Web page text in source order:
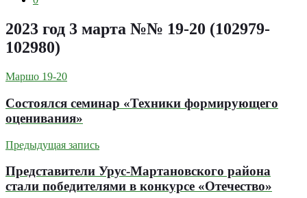
2023 год 3 марта №№ 19-20 (102979-
102980)
Маршо 19-20
Состоялся семинар «Техники формирующего
оценивания»
Предыдущая запись
Представители Урус-Мартановского района
стали победителями в конкурсе «Отечество»